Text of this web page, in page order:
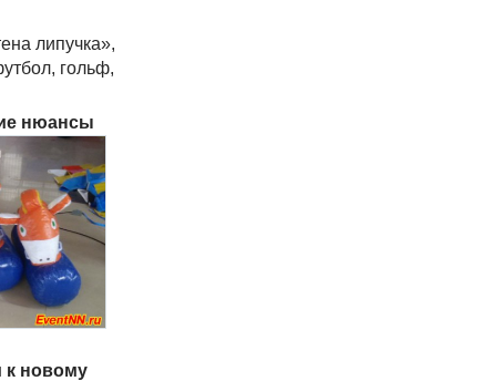
липучка»,
гольф,
нюансы
к новому